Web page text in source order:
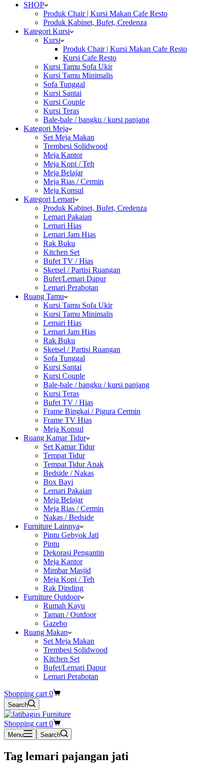
SHOP
Produk Chair | Kursi Makan Cafe Resto
Produk Kabinet, Bufet, Credenza
Kategori Kursi
Kursi
Produk Chair | Kursi Makan Cafe Resto
Kursi Cafe Resto
Kursi Tamu Sofa Ukir
Kursi Tamu Minimalis
Sofa Tunggal
Kursi Santai
Kursi Couple
Kursi Teras
Bale-bale / bangku / kursi panjang
Kategori Meja
Set Meja Makan
Trembesi Solidwood
Meja Kantor
Meja Kopi / Teh
Meja Belajar
Meja Rias / Cermin
Meja Konsul
Kategori Lemari
Produk Kabinet, Bufet, Credenza
Lemari Pakaian
Lemari Hias
Lemari Jam Hias
Rak Buku
Kitchen Set
Bufet TV / Hias
Sketsel / Partisi Ruangan
Bufet/Lemari Dapur
Lemari Perabotan
Ruang Tamu
Kursi Tamu Sofa Ukir
Kursi Tamu Minimalis
Lemari Hias
Lemari Jam Hias
Rak Buku
Sketsel / Partisi Ruangan
Sofa Tunggal
Kursi Santai
Kursi Couple
Bale-bale / bangku / kursi panjang
Kursi Teras
Bufet TV / Hias
Frame Bingkai / Pigura Cermin
Frame TV Hias
Meja Konsul
Ruang Kamar Tidur
Set Kamar Tidur
Tempat Tidur
Tempat Tidur Anak
Bedside / Nakas
Box Bayi
Lemari Pakaian
Meja Belajar
Meja Rias / Cermin
Nakas / Bedside
Furniture Lainnya
Pintu Gebyok Jati
Pintu
Dekorasi Pengantin
Meja Kantor
Mimbar Masjid
Meja Kopi / Teh
Rak Dinding
Furniture Outdoor
Rumah Kayu
Taman / Outdoor
Gazebo
Ruang Makan
Set Meja Makan
Trembesi Solidwood
Kitchen Set
Bufet/Lemari Dapur
Lemari Perabotan
Shopping cart 0
Search
Shopping cart 0
Menu Search
Tag lemari pajangan jati